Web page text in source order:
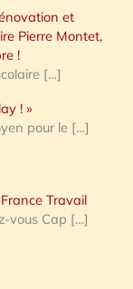
et
Pierre Montet,
!
[…]
! »
pour le […]
Travail
vous Cap […]